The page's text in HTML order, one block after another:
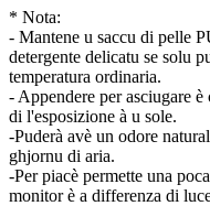
* Nota:
- Mantene u saccu di pelle
detergente delicatu se solu
temperatura ordinaria.
- Appendere per asciugare
di l'esposizione à u sole.
-Puderà avè un odore
ghjornu di aria.
-Per piacè permette una
monitor è a differenza di